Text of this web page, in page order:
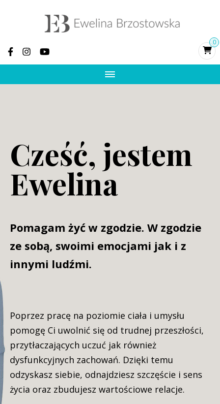
Brzostowska –
psycholożka i
i trauma
Psychoterapia, terapia par, rozwój osobisty,
0
Cześć, jestem
Ewelina
Pomagam żyć w zgodzie. W zgodzie
ze sobą, swoimi emocjami jak i z
innymi ludźmi.
Poprzez pracę na poziomie ciała i umysłu
pomogę Ci uwolnić się od trudnej przeszłości,
przytłaczających uczuć jak również
dysfunkcyjnych zachowań. Dzięki temu
odzyskasz siebie, odnajdziesz szczęście i sens
życia oraz zbudujesz wartościowe relacje.